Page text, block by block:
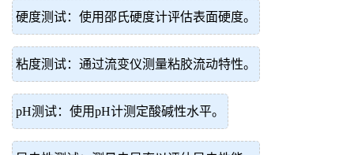
硬度测试：使用邵氏硬度计评估表面硬度。
粘度测试：通过流变仪测量粘胶流动特性。
pH测试：使用pH计测定酸碱性水平。